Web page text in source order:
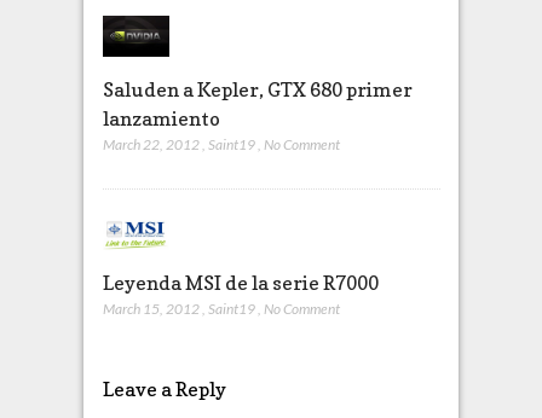
Saluden a Kepler, GTX 680 primer
lanzamiento
March 22, 2012 Saint19 No Comment
Leyenda MSI de la serie R7000
March 15, 2012, Saint19, No Comment
Leave a Reply